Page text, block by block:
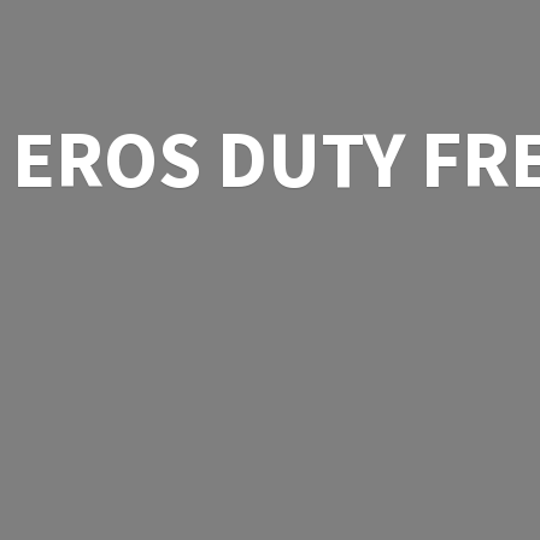
EROS DUTY